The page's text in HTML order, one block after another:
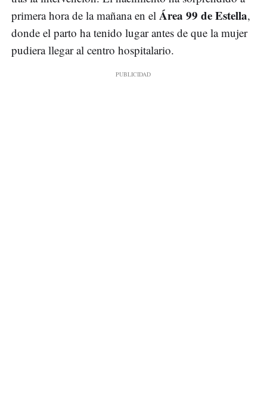
primera hora de la mañana en el Área 99 de Estella,
donde el parto ha tenido lugar antes de que la mujer
pudiera llegar al centro hospitalario.